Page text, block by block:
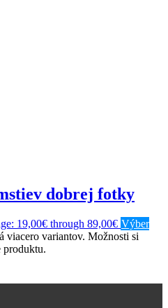
dobrej fotky
19,00€ through 89,00€ Výber
viacero variantov. Možnosti si
produktu.